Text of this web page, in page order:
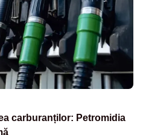
carburanților: Petromidia